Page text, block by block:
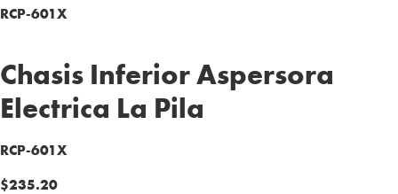
RCP-601X
Chasis Inferior Aspersora
Electrica La Pila
RCP-601X
$235.20